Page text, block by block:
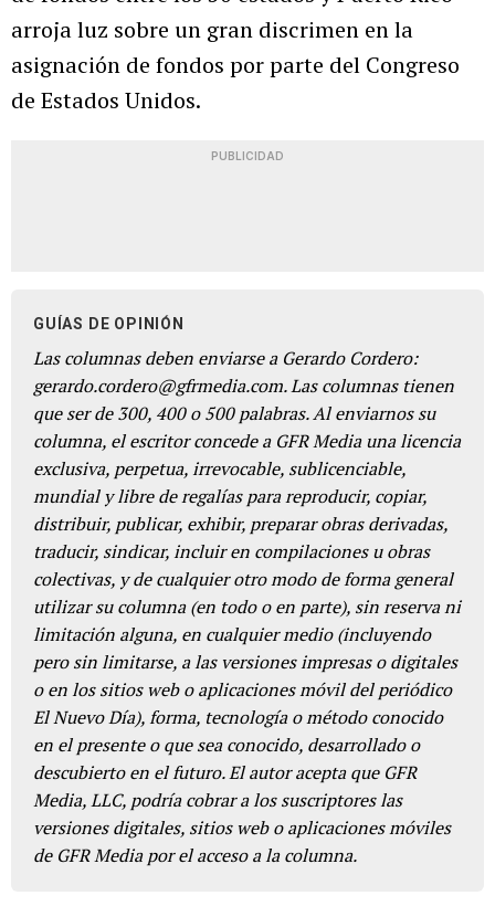
arroja luz sobre un gran discrimen en la
asignación de fondos por parte del Congreso
de Estados Unidos.
PUBLICIDAD
GUÍAS DE OPINIÓN
Las columnas deben enviarse a Gerardo Cordero:
gerardo.cordero@gfrmedia.com. Las columnas tienen
que ser de 300, 400 o 500 palabras. Al enviarnos su
columna, el escritor concede a GFR Media una licencia
exclusiva, perpetua, irrevocable, sublicenciable,
mundial y libre de regalías para reproducir, copiar,
distribuir, publicar, exhibir, preparar obras derivadas,
traducir, sindicar, incluir en compilaciones u obras
colectivas, y de cualquier otro modo de forma general
utilizar su columna (en todo o en parte), sin reserva ni
limitación alguna, en cualquier medio (incluyendo
pero sin limitarse, a las versiones impresas o digitales
o en los sitios web o aplicaciones móvil del periódico
El Nuevo Día), forma, tecnología o método conocido
en el presente o que sea conocido, desarrollado o
descubierto en el futuro. El autor acepta que GFR
Media, LLC, podría cobrar a los suscriptores las
versiones digitales, sitios web o aplicaciones móviles
de GFR Media por el acceso a la columna.